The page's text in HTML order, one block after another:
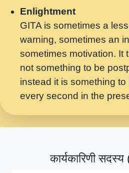
Maharaj.mp3
यह हसरत तलब ह नकज
Talab Hai Bhav Pravah
लडल ज बल ल क ज न लग
7.9.2021 जवल नगर दलल
सख भ मझ पयर ह दख भ मझ
सपरहट भजन 2021 - तर
सपरहट शयम भजन - जय
Enlightment
GITA is sometimes a
warning, sometimes an
sometimes motivation. It
not something to be
instead it is something
every second in the
कार्यकारिणी